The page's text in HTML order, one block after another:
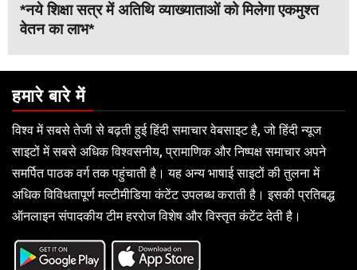
*नये शिक्षा सत्र में अतिथि व्याख्याताओं को मिलेगा एकमुश्त
वेतन का लाभ*
हमारे बारे में
विश्व में सबसे तेजी से बढ़ती हुई हिंदी समाचार वेबसाइट है, जो हिंदी न्यूज
साइटों में सबसे अधिक विश्वसनीय, प्रामाणिक और निष्पक्ष समाचार अपने
समर्पित पाठक वर्ग तक पहुंचाती है। यह अन्य भाषाई साइटों की तुलना में
अधिक विविधतापूर्ण मल्टीमीडिया कंटेंट उपलब्ध कराती है। इसकी प्रतिबद्ध
ऑनलाइन संपादकीय टीम हररोज विशेष और विस्तृत कंटेंट देती है।